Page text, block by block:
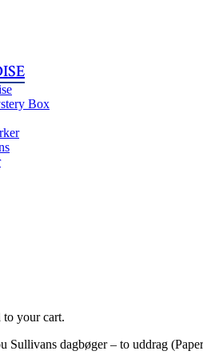
Box
to your cart.
Sullivans dagbøger – to uddrag